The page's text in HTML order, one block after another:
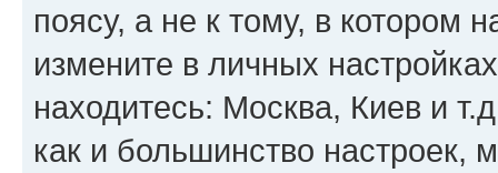
поясу, а не к тому, в котором
измените в личных
находитесь: Москва, Киев и
как и большинство настроек,